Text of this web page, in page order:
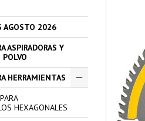
AGOSTO 2026
ASPIRADORAS Y
HERRAMIENTAS
HEXAGONALES